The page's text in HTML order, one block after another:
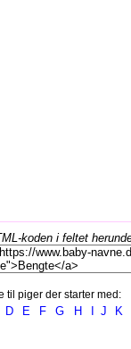
koden i feltet
til piger der starter med:
D E F G H J K